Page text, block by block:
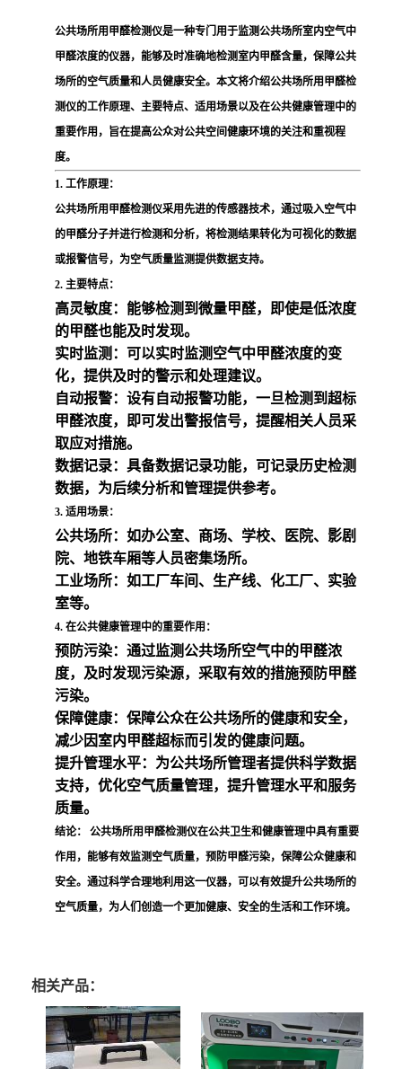
公共场所用甲醛检测仪是一种专门用于监测公共场所室内空气中
甲醛浓度的仪器，能够及时准确地检测室内甲醛含量，保障公共
场所的空气质量和人员健康安全。本文将介绍公共场所用甲醛检
测仪的工作原理、主要特点、适用场景以及在公共健康管理中的
重要作用，旨在提高公众对公共空间健康环境的关注和重视程
度。
1. 工作原理：
公共场所用甲醛检测仪采用先进的传感器技术，通过吸入空气中
的甲醛分子并进行检测和分析，将检测结果转化为可视化的数据
或报警信号，为空气质量监测提供数据支持。
2. 主要特点：
高灵敏度：能够检测到微量甲醛，即使是低浓度
的甲醛也能及时发现。
实时监测：可以实时监测空气中甲醛浓度的变
化，提供及时的警示和处理建议。
自动报警：设有自动报警功能，一旦检测到超标
甲醛浓度，即可发出警报信号，提醒相关人员采
取应对措施。
数据记录：具备数据记录功能，可记录历史检测
数据，为后续分析和管理提供参考。
3. 适用场景：
公共场所：如办公室、商场、学校、医院、影剧
院、地铁车厢等人员密集场所。
工业场所：如工厂车间、生产线、化工厂、实验
室等。
4. 在公共健康管理中的重要作用：
预防污染：通过监测公共场所空气中的甲醛浓
度，及时发现污染源，采取有效的措施预防甲醛
污染。
保障健康：保障公众在公共场所的健康和安全，
减少因室内甲醛超标而引发的健康问题。
提升管理水平：为公共场所管理者提供科学数据
支持，优化空气质量管理，提升管理水平和服务
质量。
结论：
公共场所用甲醛检测仪在公共卫生和健康管理中具有重要
作用，能够有效监测空气质量，预防甲醛污染，保障公众健康和
安全。通过科学合理地利用这一仪器，可以有效提升公共场所的
空气质量，为人们创造一个更加健康、安全的生活和工作环境。
相关产品：